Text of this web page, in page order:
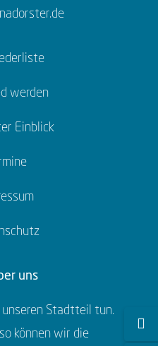
werden
Einblick
uns
Stadtteil tun.
können wir die